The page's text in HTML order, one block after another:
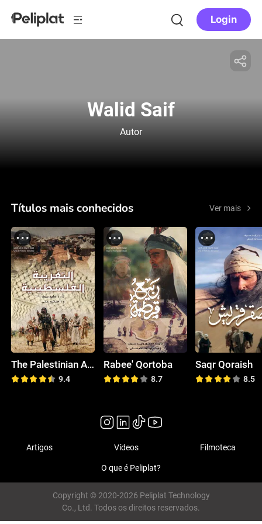
Login
Walid Saif
Autor
Títulos mais conhecidos Ver mais
The Palestinian Alienation
9.4
Rabee' Qortoba
8.7
Saqr Qoraish
8.5
Artigos Vídeos Filmoteca
O que é Peliplat?
Copyright © 2020-2026 Peliplat Technology
Co., Ltd. Todos os direitos reservados.